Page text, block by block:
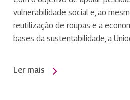
vulnerabilidade social e, ao
reutilização de roupas e a
bases da sustentabilidade, a
Ler mais